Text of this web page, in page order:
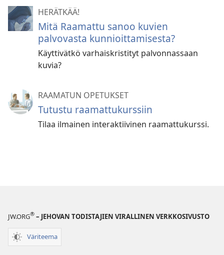
HERÄTKÄÄ!
Mitä Raamattu sanoo kuvien
palvovasta kunnioittamisesta?
Käyttivätkö varhaiskristityt palvonnassaan
kuvia?
RAAMATUN OPETUKSET
Tutustu raamattukurssiin
Tilaa ilmainen interaktiivinen raamattukurssi.
JW.ORG® – JEHOVAN TODISTAJIEN VIRALLINEN VERKKOSIVUSTO
Väriteema